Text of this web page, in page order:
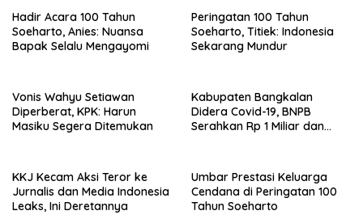
Hadir Acara 100 Tahun
Soeharto, Anies: Nuansa
Bapak Selalu Mengayomi
Peringatan 100 Tahun
Soeharto, Titiek: Indonesia
Sekarang Mundur
Vonis Wahyu Setiawan
Diperberat, KPK: Harun
Masiku Segera Ditemukan
Kabupaten Bangkalan
Didera Covid-19, BNPB
Serahkan Rp 1 Miliar dan
KKJ Kecam Aksi Teror ke
Jurnalis dan Media Indonesia
Leaks, Ini Deretannya
Umbar Prestasi Keluarga
Cendana di Peringatan 100
Tahun Soeharto